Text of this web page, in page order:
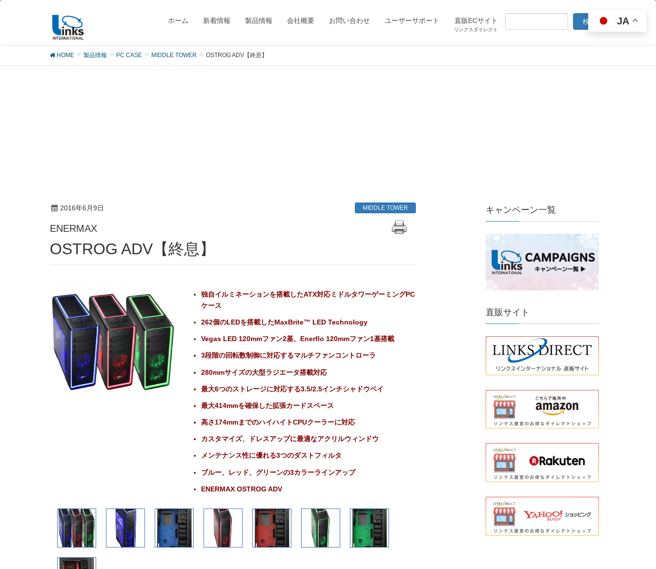
ホーム 新着情報 製品情報 会社概要 お問い合わせ ユーザーサポート 直販ECサイト
リンクスダイレクト
製品
HOME 製品情報 PC CASE MIDDLE TOWER OSTROG ADV【終息】
2016年6月9日 MIDDLE TOWER
ENERMAX
OSTROG ADV【終息】
独自イルミネーションを搭載したATX対応ミドルタワーゲーミングPC
ケース
262個のLEDを搭載したMaxBrite™ LED Technology
Vegas LED 120mmファン2基、Enerflo 120mmファン1基搭載
3段階の回転数制御に対応するマルチファンコントローラ
280mmサイズの大型ラジエータ搭載対応
最大6つのストレージに対応する3.5/2.5インチシャドウベイ
最大414mmを確保した拡張カードスペース
高さ174mmまでのハイハイトCPUクーラーに対応
カスタマイズ、ドレスアップに最適なアクリルウィンドウ
メンテナンス性に優れる3つのダストフィルタ
ブルー、レッド、グリーンの3カラーラインアップ
ENERMAX OSTROG ADV
キャンペーン一覧
直販サイト
JA